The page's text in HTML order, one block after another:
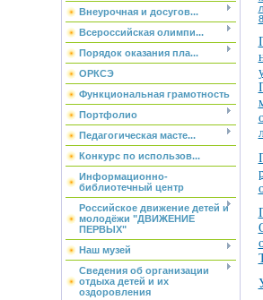
Внеурочная и досугов...
Всероссийская олимпи...
Порядок оказания пла...
ОРКСЭ
Функциональная грамотность
Портфолио
Педагогическая масте...
Конкурс по использов...
Информационно-
библиотечный центр
Российское движение детей и
молодёжи "ДВИЖЕНИЕ
ПЕРВЫХ"
Наш музей
Сведения об организации
отдыха детей и их
оздоровления